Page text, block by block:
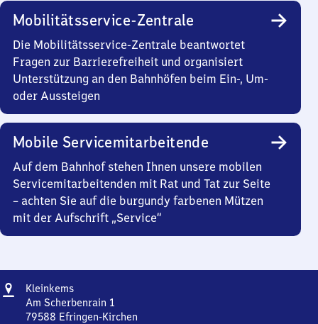
Mobilitätsservice-Zentrale
Die Mobilitätsservice-Zentrale beantwortet
Fragen zur Barrierefreiheit und organisiert
Unterstützung an den Bahnhöfen beim Ein-, Um-
oder Aussteigen
Mobile Servicemitarbeitende
Auf dem Bahnhof stehen Ihnen unsere mobilen
Servicemitarbeitenden mit Rat und Tat zur Seite
– achten Sie auf die burgundy farbenen Mützen
mit der Aufschrift „Service“
Adresse
KleinkemsKleinkems
Am Scherbenrain 1
79588 Efringen-Kirchen